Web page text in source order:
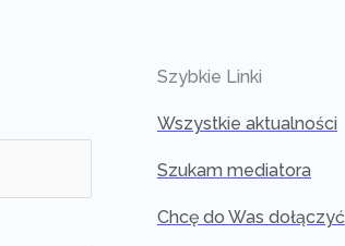
Szybkie Linki
Wszystkie aktualności
Szukam mediatora
Chcę do Was dołączyć